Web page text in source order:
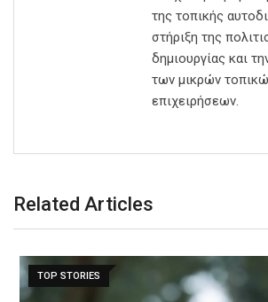
της τοπικής
στήριξη της
δημιουργίας και
των μικρών
επιχειρήσεων.
Related Articles
TOP STORIES